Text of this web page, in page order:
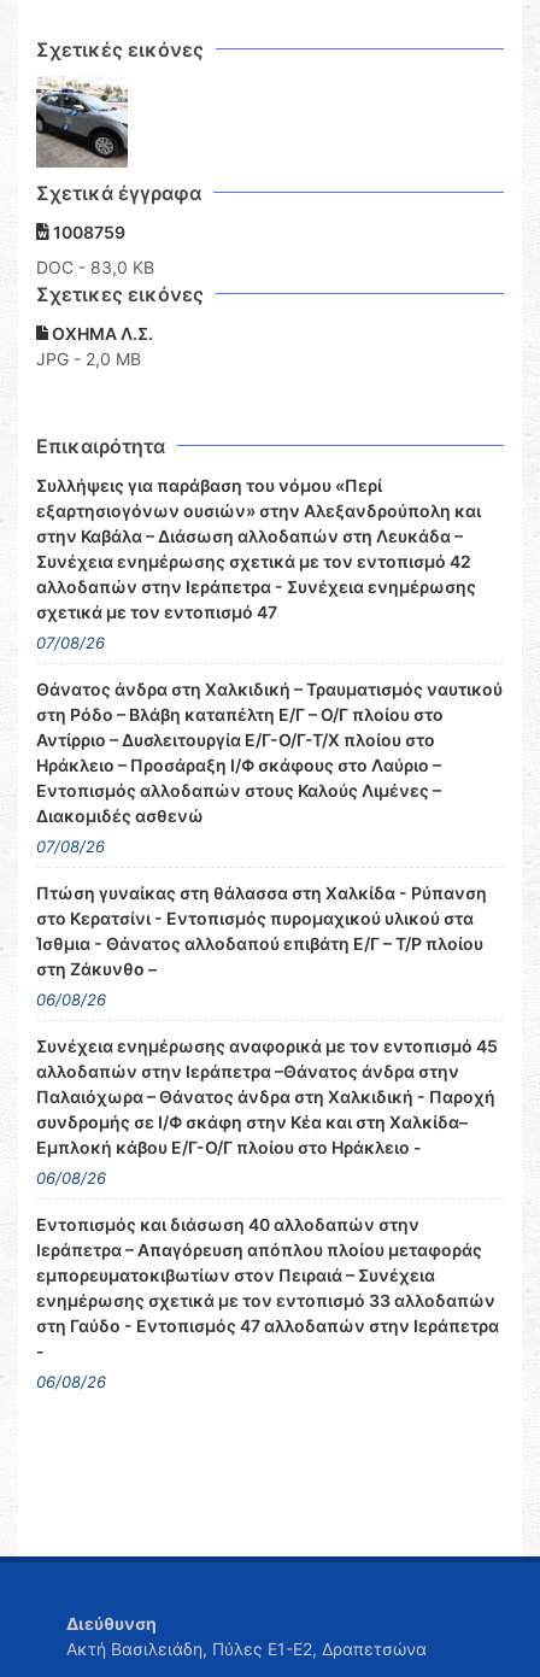
Σχετικές εικόνες
Σχετικά έγγραφα
1008759
DOC - 83,0 KB
Σχετικες εικόνες
ΟΧΗΜΑ Λ.Σ.
JPG - 2,0 MB
Επικαιρότητα
Συλλήψεις για παράβαση του νόμου «Περί
εξαρτησιογόνων ουσιών» στην Αλεξανδρούπολη και
στην Καβάλα – Διάσωση αλλοδαπών στη Λευκάδα –
Συνέχεια ενημέρωσης σχετικά με τον εντοπισμό 42
αλλοδαπών στην Ιεράπετρα - Συνέχεια ενημέρωσης
σχετικά με τον εντοπισμό 47
07/08/26
Θάνατος άνδρα στη Χαλκιδική – Τραυματισμός ναυτικού
στη Ρόδο – Βλάβη καταπέλτη Ε/Γ – Ο/Γ πλοίου στο
Αντίρριο – Δυσλειτουργία Ε/Γ-Ο/Γ-Τ/Χ πλοίου στο
Ηράκλειο – Προσάραξη Ι/Φ σκάφους στο Λαύριο –
Εντοπισμός αλλοδαπών στους Καλούς Λιμένες –
Διακομιδές ασθενώ
07/08/26
Πτώση γυναίκας στη θάλασσα στη Χαλκίδα - Ρύπανση
στο Κερατσίνι - Εντοπισμός πυρομαχικού υλικού στα
Ίσθμια - Θάνατος αλλοδαπού επιβάτη Ε/Γ – Τ/Ρ πλοίου
στη Ζάκυνθο –
06/08/26
Συνέχεια ενημέρωσης αναφορικά με τον εντοπισμό 45
αλλοδαπών στην Ιεράπετρα –Θάνατος άνδρα στην
Παλαιόχωρα – Θάνατος άνδρα στη Χαλκιδική - Παροχή
συνδρομής σε Ι/Φ σκάφη στην Κέα και στη Χαλκίδα–
Εμπλοκή κάβου Ε/Γ-Ο/Γ πλοίου στο Ηράκλειο -
06/08/26
Εντοπισμός και διάσωση 40 αλλοδαπών στην
Ιεράπετρα – Απαγόρευση απόπλου πλοίου μεταφοράς
εμπορευματοκιβωτίων στον Πειραιά – Συνέχεια
ενημέρωσης σχετικά με τον εντοπισμό 33 αλλοδαπών
στη Γαύδο - Εντοπισμός 47 αλλοδαπών στην Ιεράπετρα
-
06/08/26
Διεύθυνση
Ακτή Βασιλειάδη, Πύλες Ε1-Ε2, Δραπετσώνα